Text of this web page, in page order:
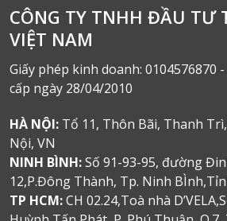
CÔNG TY TNHH ĐẦU TƯ
VIỆT NAM
Giấy phép kinh doanh: 0104576870
cấp ngày 28/04/2010
HÀ NỘI: Tổ 11, Thôn Bãi, Thanh
Nội, VN
NINH BÌNH:Số 91-93-95, đường
12,P.Đông Thành, Tp. Ninh
TP HCM:CH 02.24,Toà nhà